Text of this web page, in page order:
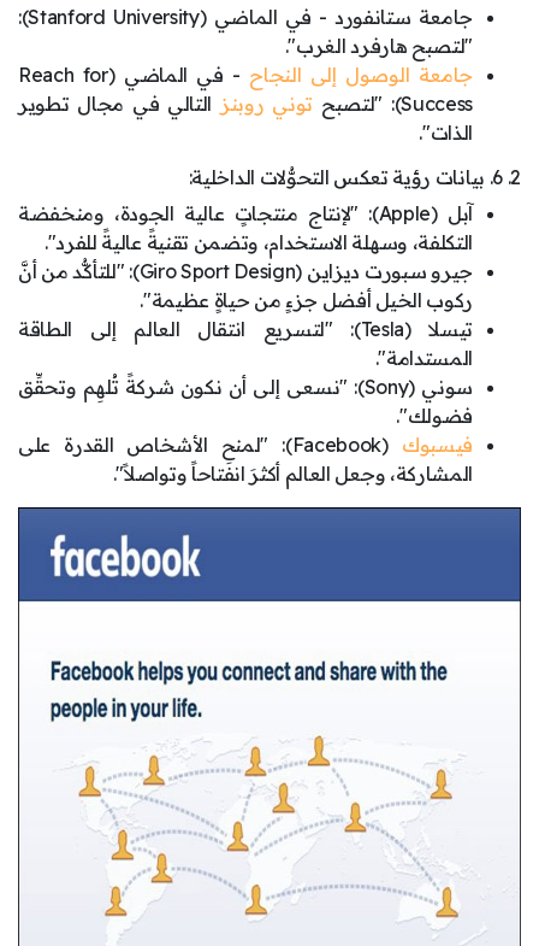
جامعة ستانفورد - في الماضي (Stanford University):
"لتصبح هارفرد الغرب".
جامعة الوصول إلى النجاح
- في الماضي (Reach for
Success): "لتصبح
توني روبنز التالي في مجال تطوير
الذات".
2. 6. بيانات رؤية تعكس التحوُّلات الداخلية:
آبل (Apple): "لإنتاج منتجاتٍ عالية الجودة، ومنخفضة
التكلفة، وسهلة الاستخدام، وتضمن تقنيةً عاليةً للفرد".
جيرو سبورت ديزاين (Giro Sport Design): "للتأكُّد من أنَّ
ركوب الخيل أفضل جزءٍ من حياةٍ عظيمة".
تيسلا (Tesla): "لتسريع انتقال العالم إلى الطاقة
المستدامة".
سوني (Sony): "نسعى إلى أن نكون شركةً تُلهِم وتحقِّق
فضولك".
فيسبوك
(Facebook): "لمنحِ الأشخاص القدرة على
المشاركة، وجعل العالم أكثرَ انفتاحاً وتواصلاً".